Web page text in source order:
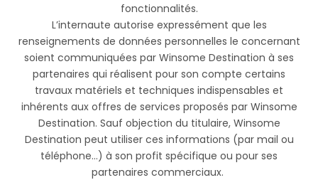
fonctionnalités.
L’internaute autorise expressément que les
renseignements de données personnelles le concernant
soient communiquées par Winsome Destination à ses
partenaires qui réalisent pour son compte certains
travaux matériels et techniques indispensables et
inhérents aux offres de services proposés par Winsome
Destination. Sauf objection du titulaire, Winsome
Destination peut utiliser ces informations (par mail ou
téléphone…) à son profit spécifique ou pour ses
partenaires commerciaux.